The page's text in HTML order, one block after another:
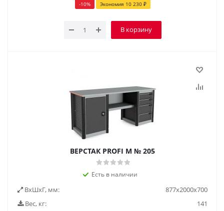
-10% Экономия 10 230₽
В корзину
ВЕРСТАК PROFI M № 205
Есть в наличии
ВxШxГ, мм:
877x2000x700
Вес, кг:
141